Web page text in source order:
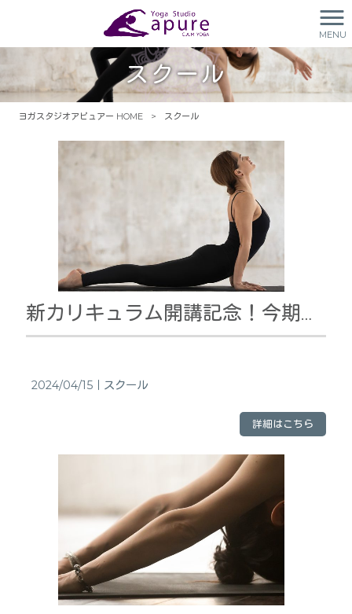
MENU
スクール
ヨガスタジオアピュアー HOME > スクール
新カリキュラム開講記念！今期限定【特別早割り】2024年夏期（6月スタート）スクール生
2024/04/15｜ スクール
詳細はこちら